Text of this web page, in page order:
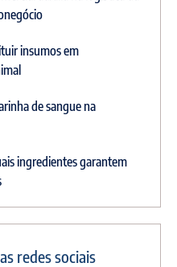
insumos em
de sangue na
ingredientes garantem
redes sociais